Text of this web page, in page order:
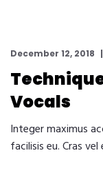
December 12, 2018
Vocals
Integer maximus
facilisis eu. Cras